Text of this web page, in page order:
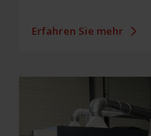
Erfahren Sie mehr